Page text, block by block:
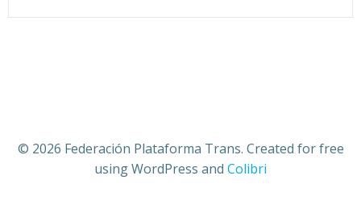
© 2026 Federación Plataforma Trans. Created for free
using WordPress and Colibri